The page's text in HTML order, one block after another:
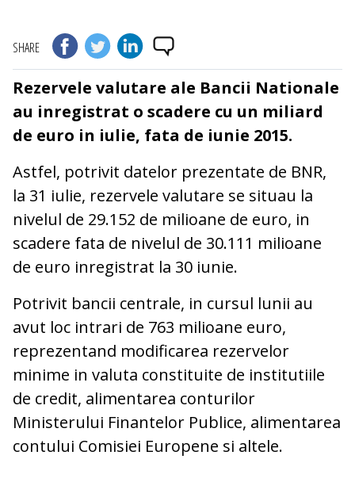
SHARE
Rezervele valutare ale Bancii Nationale
au inregistrat o scadere cu un miliard
de euro in iulie, fata de iunie 2015.
Astfel, potrivit datelor prezentate de BNR,
la 31 iulie, rezervele valutare se situau la
nivelul de 29.152 de milioane de euro, in
scadere fata de nivelul de 30.111 milioane
de euro inregistrat la 30 iunie.
Potrivit bancii centrale, in cursul lunii au
avut loc intrari de 763 milioane euro,
reprezentand modificarea rezervelor
minime in valuta constituite de institutiile
de credit, alimentarea conturilor
Ministerului Finantelor Publice, alimentarea
contului Comisiei Europene si altele.